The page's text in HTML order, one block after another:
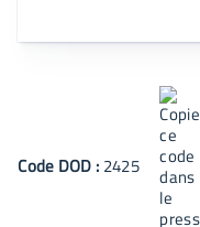
Code DOD : 2425